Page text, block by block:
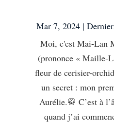
Mar 7, 2024|
Moi, c'est Mai-Lan
(prononce « Maille-
fleur de cerisier-
un secret : mon
Aurélie.🥋 C’est à
quand j’ai